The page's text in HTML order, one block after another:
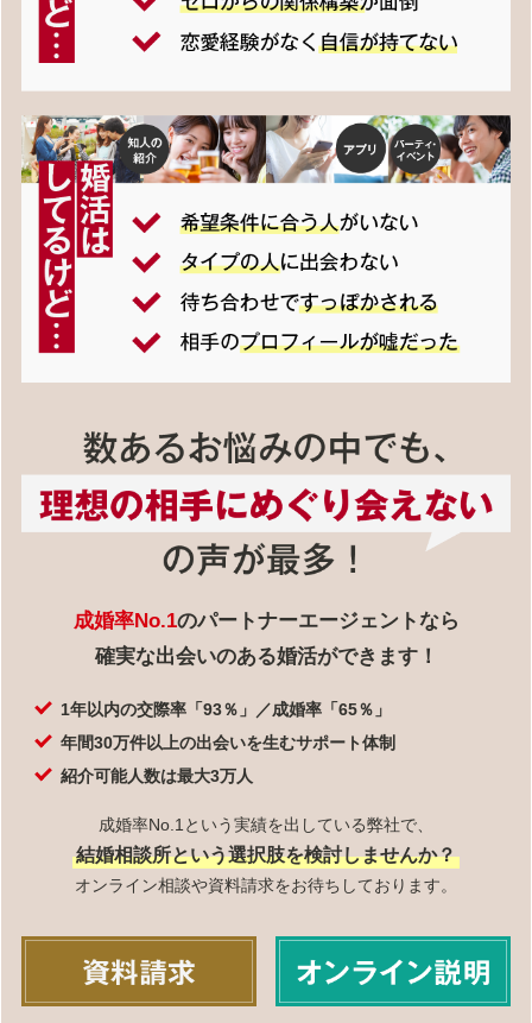
成婚率No.1のパートナーエージェントなら
確実な出会いのある婚活ができます！
1年以内の交際率「93％」／成婚率「65％」
年間30万件以上の出会いを生むサポート体制
紹介可能人数は最大3万人
成婚率No.1という実績を出している弊社で、
結婚相談所という選択肢を検討しませんか？
オンライン相談や資料請求をお待ちしております。